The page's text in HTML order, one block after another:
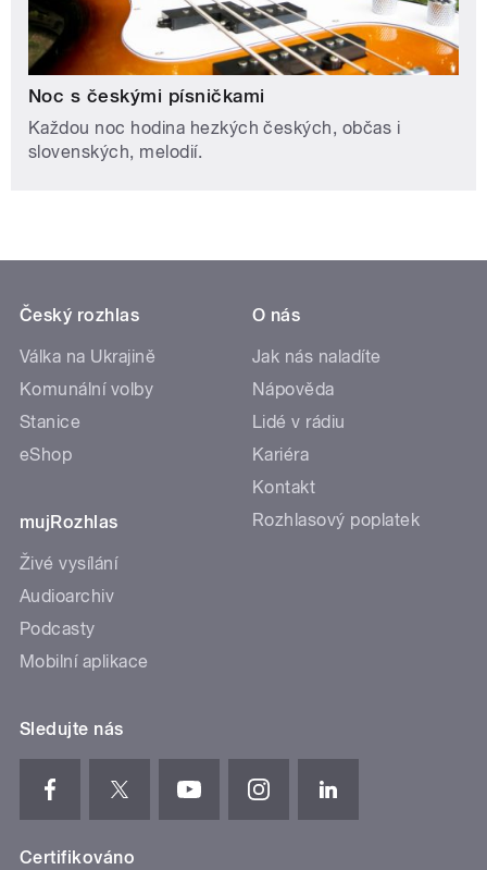
Noc s českými písničkami
Každou noc hodina hezkých českých, občas i
slovenských, melodií.
Český rozhlas
Válka na Ukrajině
Komunální volby
Stanice
eShop
mujRozhlas
Živé vysílání
Audioarchiv
Podcasty
Mobilní aplikace
O nás
Jak nás naladíte
Nápověda
Lidé v rádiu
Kariéra
Kontakt
Rozhlasový poplatek
Sledujte nás
Certifikováno